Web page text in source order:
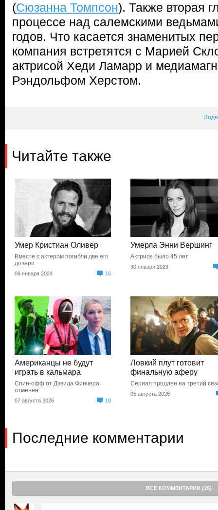
(Сюзанна Томпсон). Также вторая
процессе над салемскими
годов. Что касается знаменитых
компания встретятся с Марией
актрисой Хеди Ламарр и
Рэндольфом Херстом.
Читайте также
Умер Кристиан Оливер
Вместе с актером погибли две его
дочери
06 января 2024 16
Умерла Энни Вершинг
Актрисе было 45 лет
30 января 2023
Американцы не будут
играть в кальмара
Спин-офф от Дэвида Финчера
отменен
07 августа 2026 10
Ловкий плут готовит
финальную аферу
Сериал продлен на третий
05 августа 2026
Последние комментарии
ВСЕ КОММЕНТАРИИ (25)